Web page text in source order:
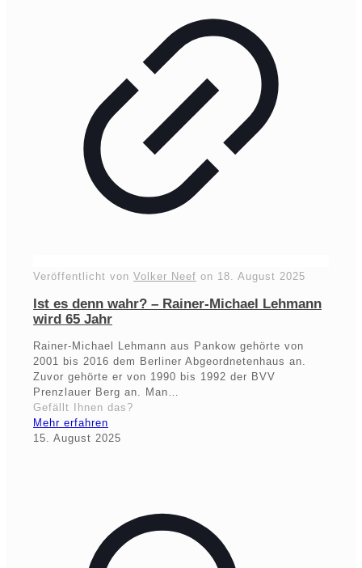
Veröffentlicht von Volker Neef on 18. August 2025
Ist es denn wahr? – Rainer-Michael Lehmann
wird 65 Jahr
Rainer-Michael Lehmann aus Pankow gehörte von
2001 bis 2016 dem Berliner Abgeordnetenhaus an.
Zuvor gehörte er von 1990 bis 1992 der BVV
Prenzlauer Berg an. Man…
Gefällt Ihnen das?
Mehr erfahren
15. August 2025